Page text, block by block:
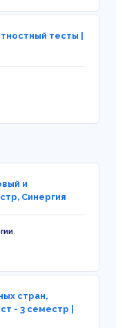
тесты |
и
Синергия
стран,
- 3 семестр |